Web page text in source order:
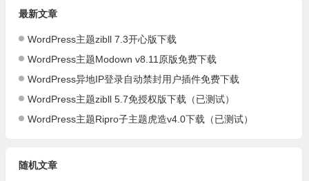
最新文章
WordPress主题zibll 7.3开心版下载
WordPress主题Modown v8.11原版免费下载
WordPress异地IP登录自动禁封用户插件免费下载
WordPress主题zibll 5.7免授权版下载（已测试）
WordPress主题Ripro子主题虎造v4.0下载（已测试）
随机文章